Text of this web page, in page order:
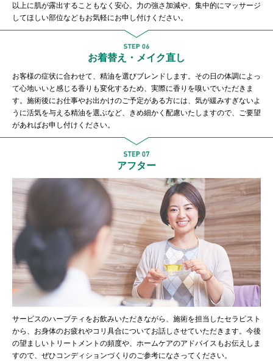
以上に肌が露出することもなく安心。力の強さ加減や、集中的にマッサージ
してほしい部位などもお気軽にお申し付けください。
お着替え・メイク直し
お客様の症状に合わせて、精油を選びブレンドします。その日の体調によっ
て心地いいと感じる香りも変化するため、実際に香りを嗅いでいただきま
す。施術後にお仕事やお出かけのご予定がある方には、気が緩みすぎないよ
うに活気を与える精油を選ぶなど、きめ細かく配慮いたしますので、ご要望
があればお申し付けください。
アフター
サービスのハーブティをお飲みいただきながら、施術を担当したセラピスト
から、お身体のお疲れやコリ具合についてお話しさせていただきます。今後
の望ましいトリートメントの頻度や、ホームケアのアドバイスもお伝えしま
すので、ぜひコンディションづくりのご参考になさってください。